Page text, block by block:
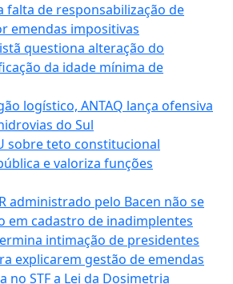
falta de responsabilização de
emendas impositivas
questiona alteração do
da idade mínima de
logístico, ANTAQ lança ofensiva
do Sul
sobre teto constitucional
e valoriza funções
administrado pelo Bacen não se
em cadastro de inadimplentes
intimação de presidentes
explicarem gestão de emendas
no STF a Lei da Dosimetria